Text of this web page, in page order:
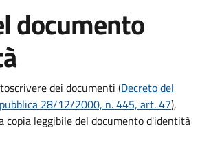
documento
dei documenti (Decreto del
28/12/2000, n. 445, art. 47),
copia leggibile del documento d'identità